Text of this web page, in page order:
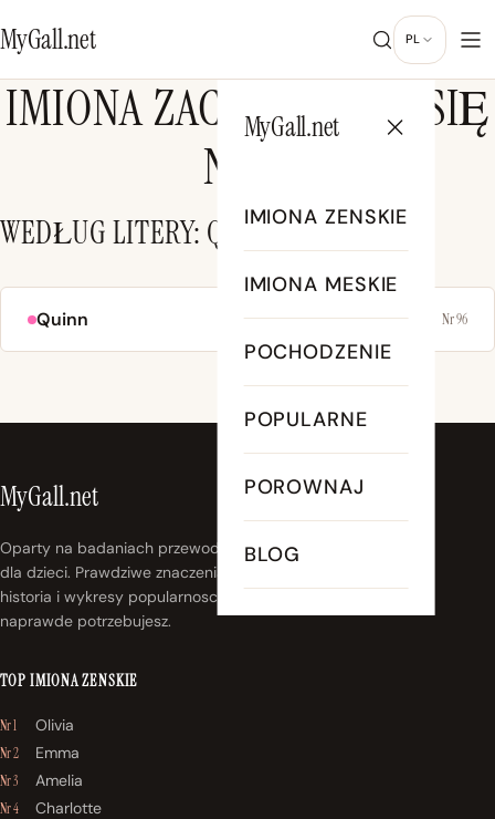
MyGall.net PL
MyGall.net
IMIONA ZENSKIE
IMIONA MESKIE
POCHODZENIE
POPULARNE
POROWNAJ
BLOG
IMIONA ZACZYNAJĄCE SIĘ
NA Q
WEDŁUG LITERY: Q
Quinn Nr 96
MyGall.net
Oparty na badaniach przewodnik po imionach
dla dzieci. Prawdziwe znaczenia, prawdziwa
historia i wykresy popularnosci, ktorych
naprawde potrzebujesz.
TOP IMIONA ZENSKIE
Nr 1 Olivia
Nr 2 Emma
Nr 3 Amelia
Nr 4 Charlotte